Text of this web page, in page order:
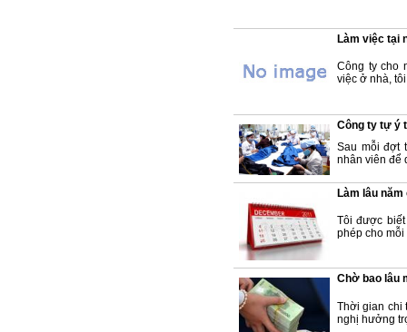
Làm việc tại
Công ty cho
việc ở nhà,
Công ty tự ý
Sau mỗi đợt
nhân viên để
Làm lâu
Tôi được
phép cho
Chờ bao lâu
Thời gian chi
nghị hưởng